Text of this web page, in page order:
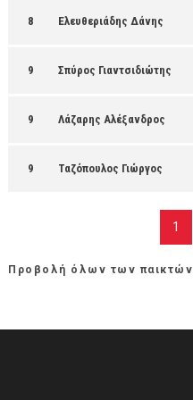
8 Ελευθεριάδης Δάνης
9 Σπύρος Γιαντσιδιώτης
9 Λάζαρης Αλέξανδρος
9 Ταζόπουλος Γιώργος
1
Προβολή όλων των παικτών